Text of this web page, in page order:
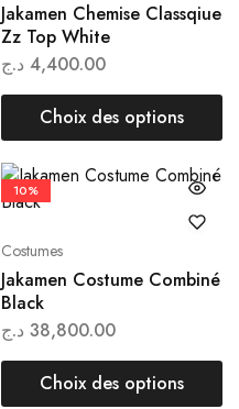
Jakamen Chemise Classqiue
Zz Top White
4,400.00 د.ج
Choix des options
10%
Costumes
Jakamen Costume Combiné
Black
38,800.00 د.ج
Choix des options